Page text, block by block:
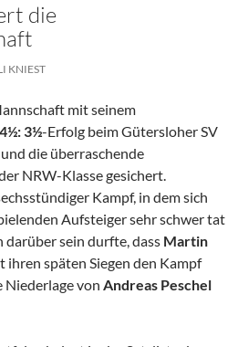
die
KNIEST
mit seinem
4½: 3½-Erfolg beim Gütersloher SV
die überraschende
NRW-Klasse gesichert.
Kampf, in dem sich
Aufsteiger sehr schwer tat
sein durfte, dass Martin
ihren späten Siegen den Kampf
Niederlage von Andreas Peschel